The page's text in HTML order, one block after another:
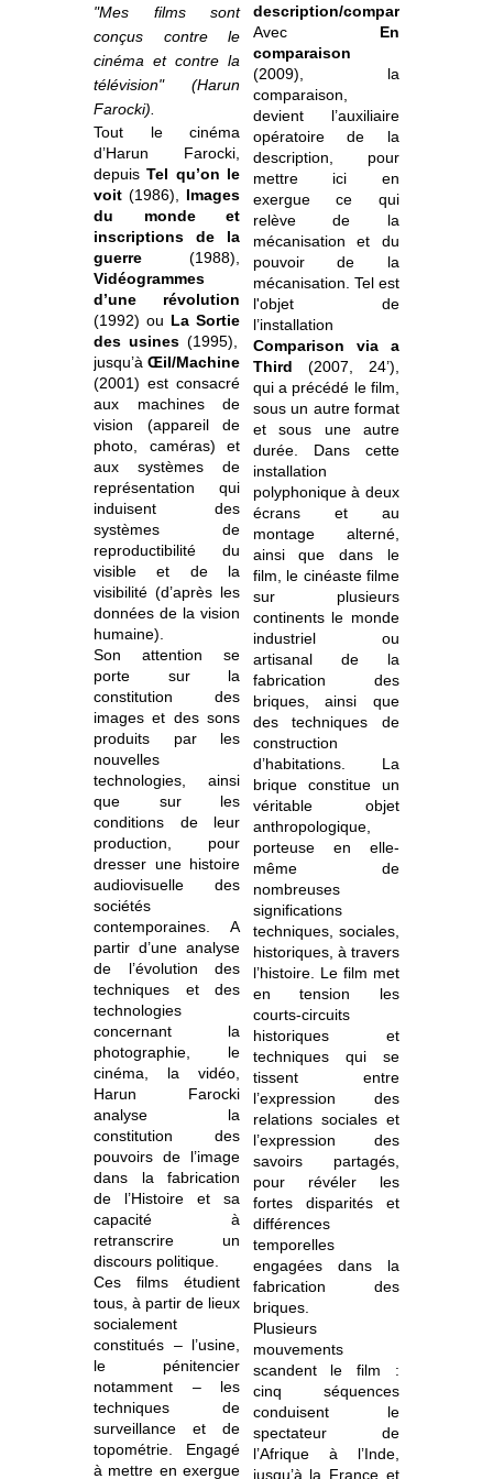
"Mes films sont
conçus contre le
cinéma et contre la
télévision" (Harun
Farocki).
Tout le cinéma
d’Harun Farocki,
depuisTel qu’on le
voit (1986), Images
du monde et
inscriptions de la
guerre (1988),
Vidéogrammes
d’une révolution
(1992) ou La Sortie
des usines(1995),
jusqu’àŒil/Machine
(2001) est consacré
aux machines de
vision (appareil de
photo, caméras) et
aux systèmes de
représentation qui
induisent des
systèmes de
reproductibilité du
visible et de la
visibilité (d’après les
données de la vision
humaine).
Son attention se
porte sur la
constitution des
images et des sons
produits par les
nouvelles
technologies, ainsi
que sur les
conditions de leur
production, pour
dresser une histoire
audiovisuelle des
sociétés
contemporaines. A
partir d’une analyse
de l’évolution des
techniques et des
technologies
concernant la
photographie, le
cinéma, la vidéo,
Harun Farocki
analyse la
constitution des
pouvoirs de l’image
dans la fabrication
de l’Histoire et sa
capacité à
retranscrire un
discours politique.
Ces films étudient
tous, à partir de lieux
socialement
constitués – l’usine,
le pénitencier
notamment – les
techniques de
surveillance et de
topométrie. Engagé
à mettre en exergue
description/comparaison
Avec En
comparaison
(2009), la
comparaison,
devient l’auxiliaire
opératoire de la
description, pour
mettre ici en
exergue ce qui
relève de la
mécanisation et du
pouvoir de la
mécanisation. Tel est
l'objet de
l’installation
Comparison via a
Third (2007, 24’),
qui a précédé le film,
sous un autre format
et sous une autre
durée. Dans cette
installation
polyphonique à deux
écrans et au
montage alterné,
ainsi que dans le
film, le cinéaste filme
sur plusieurs
continents le monde
industriel ou
artisanal de la
fabrication des
briques, ainsi que
des techniques de
construction
d’habitations. La
brique constitue un
véritable objet
anthropologique,
porteuse en elle-
même de
nombreuses
significations
techniques, sociales,
historiques, à travers
l’histoire. Le film met
en tension les
courts-circuits
historiques et
techniques qui se
tissent entre
l’expression des
relations sociales et
l’expression des
savoirs partagés,
pour révéler les
fortes disparités et
différences
temporelles
engagées dans la
fabrication des
briques.
Plusieurs
mouvements
scandent le film :
cinq séquences
conduisent le
spectateur de
l’Afrique à l’Inde,
jusqu’à la France et